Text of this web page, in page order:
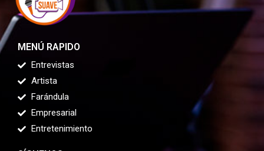
MENÚ RAPIDO
Entrevistas
Artista
Farándula
Empresarial
Entretenimiento